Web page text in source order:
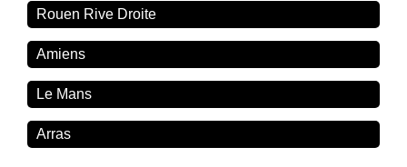
Rouen Rive Droite
Amiens
Le Mans
Arras